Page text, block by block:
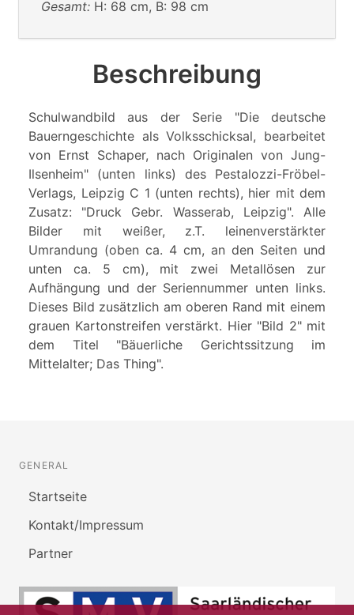
Gesamt: H: 68 cm, B: 98 cm
Beschreibung
Schulwandbild aus der Serie "Die deutsche
Bauerngeschichte als Volksschicksal, bearbeitet
von Ernst Schaper, nach Originalen von Jung-
Ilsenheim" (unten links) des Pestalozzi-Fröbel-
Verlags, Leipzig C 1 (unten rechts), hier mit dem
Zusatz: "Druck Gebr. Wasserab, Leipzig". Alle
Bilder mit weißer, z.T. leinenverstärkter
Umrandung (oben ca. 4 cm, an den Seiten und
unten ca. 5 cm), mit zwei Metallösen zur
Aufhängung und der Seriennummer unten links.
Dieses Bild zusätzlich am oberen Rand mit einem
grauen Kartonstreifen verstärkt. Hier "Bild 2" mit
dem Titel "Bäuerliche Gerichtssitzung im
Mittelalter; Das Thing".
GENERAL
Startseite
Kontakt/Impressum
Partner